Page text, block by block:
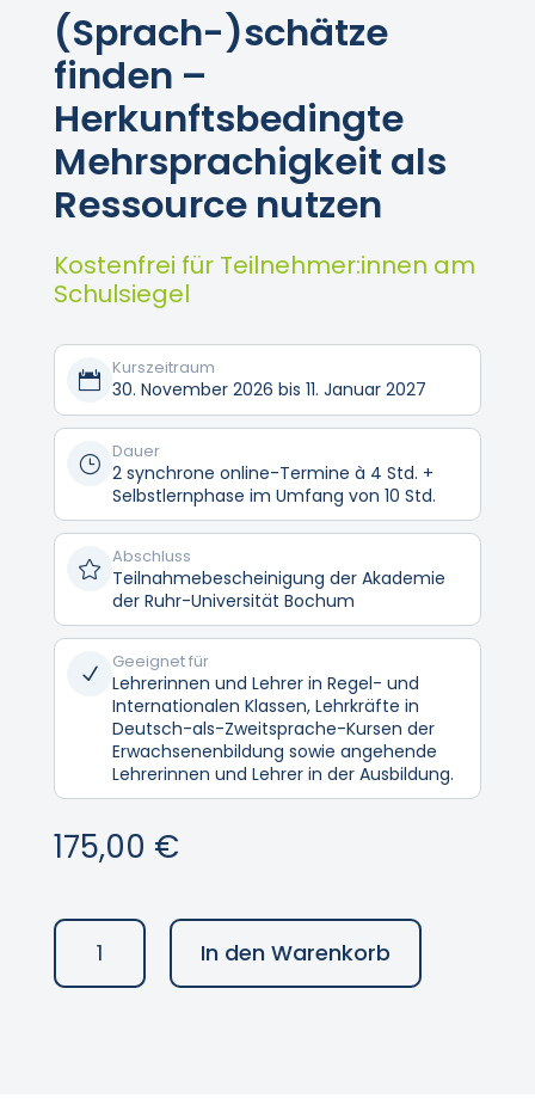
(Sprach-)schätze
finden –
Herkunftsbedingte
Mehrsprachigkeit als
Ressource nutzen
Kostenfrei für Teilnehmer:innen am
Schulsiegel

Kurszeitraum
30. November 2026 bis 11. Januar 2027
}
Dauer
2 synchrone online-Termine à 4 Std. +
Selbstlernphase im Umfang von 10 Std.

Abschluss
Teilnahmebescheinigung der Akademie
der Ruhr-Universität Bochum
N
Geeignet für
Lehrerinnen und Lehrer in Regel- und
Internationalen Klassen, Lehrkräfte in
Deutsch-als-Zweitsprache-Kursen der
Erwachsenenbildung sowie angehende
Lehrerinnen und Lehrer in der Ausbildung.
175,00 €
(Sprach-)schätze
finden
In den Warenkorb